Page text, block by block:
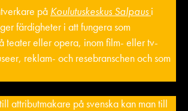
på Koulutuskeskus Salpaus i
färdigheter i att fungera som
teater eller opera, inom film- eller tv-
reklam- och resebranschen och som
attributmakare på svenska kan man till